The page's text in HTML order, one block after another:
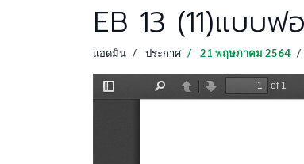
EB 13 (11)แบบ
แอดมิน ประกาศ 21 พฤษภาคม 2564